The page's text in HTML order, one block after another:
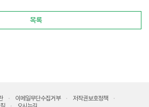
목록
이메일무단수집거부
저작권보호정책